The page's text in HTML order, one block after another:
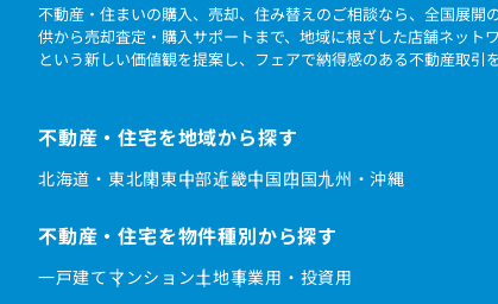
不動産・住まいの購入、売却、住み替えのご相談なら、全国展
供から売却査定・購入サポートまで、地域に根ざした店舗ネッ
という新しい価値観を提案し、フェアで納得感のある不動産取引
不動産・住宅を地域から探す
北海道・東北関東中部近畿中国四国九州・沖縄
不動産・住宅を物件種別から探す
一戸建てマンション土地事業用・投資用